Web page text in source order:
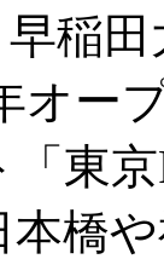
稲
オー
東
橋